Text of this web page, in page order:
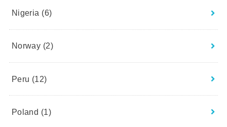
Nigeria (6)
Norway (2)
Peru (12)
Poland (1)